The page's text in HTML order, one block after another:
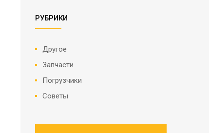
РУБРИКИ
Другое
Запчасти
Погрузчики
Советы